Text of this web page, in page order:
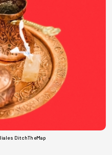
DitchTheMap